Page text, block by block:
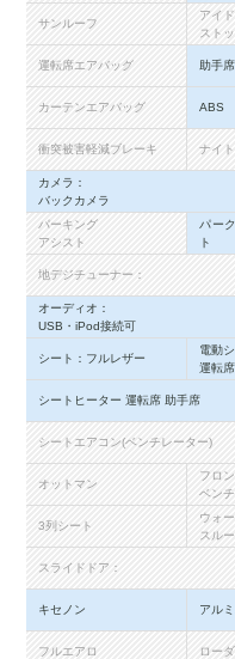
サンルーフ
アイ
スト
運転席エアバッグ 助手
カーテンエアバッグ ABS
衝突被害軽減ブレーキ ナイ
カメラ：
バックカメラ
パーキング
アシスト
パー
ト
地デジチューナー：
オーディオ：
USB・iPod接続可
シート：フルレザー
電動
運転
シートヒーター 運転席 助手席
シートエアコン(ベンチレーター)
オットマン
フロ
ベン
3列シート
ウォ
スルー
スライドドア：
キセノン アル
フルエアロ ロー